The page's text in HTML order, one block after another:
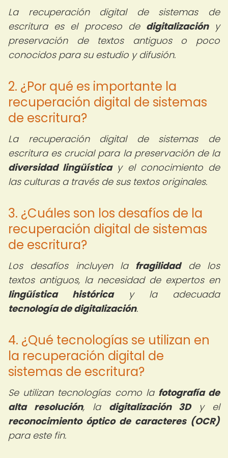
La recuperación digital de sistemas de
escritura es el proceso de digitalizacióny
preservación de textos antiguos o poco
conocidos para su estudio y difusión.
2. ¿Por qué es importante la
recuperación digital de sistemas
de escritura?
La recuperación digital de sistemas de
escritura es crucial para la preservación de la
diversidad lingüísticay el conocimiento de
las culturas a través de sus textos originales.
3. ¿Cuáles son los desafíos de la
recuperación digital de sistemas
de escritura?
Los desafíos incluyen la fragilidadde los
textos antiguos, la necesidad de expertos en
lingüística históricay la adecuada
tecnología de digitalización.
4. ¿Qué tecnologías se utilizan en
la recuperación digital de
sistemas de escritura?
Se utilizan tecnologías como la fotografía de
alta resolución, la digitalización 3Dy el
reconocimiento óptico de caracteres (OCR)
para este fin.